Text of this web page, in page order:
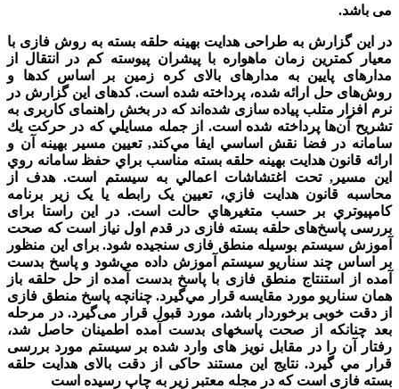
می باشد.
در اين گزارش به طراحی هدايت بهينه حلقه بسته به روش فازی با
معيار کمترين زمان ماهواره با پيشران پيوسته کم در انتقال از
مدارهای پايين به مدارهای بالای کره زمين بر اساس کدها و
روشهای حل ارائه شده، پرداخته شده است. کدهای اين گزارش در
نرم افزار متلب پياده سازی شده اند که در بخش راهنمای کاربری به
تشريح آنها پرداخته شده است. از جمله مسايلي كه در حركت يك
سامانه در فضا نقش اساسي ايفا ميكند,‫ تعيين مسير بهينه آن و
ارائه قانون هدايت بهينه حلقه بسته مناسب براي حفظ سامانه روي
اين
مسير,‫ تحت اغتشاشات اعمالي به سيستم
است. هدف از
محاسبه قانون هدايت فازي، تعيين يک رابطه يا يک زير برنامه
کامپيوتري بر حسب متغيرهاي حالت
است. در اين راستا برای
بررسی پاسخهای حلقه بسته فازی در قدم اول نياز است که صحت
آموزش سيستم بوسيله منطق فازی سنجيده شود. برای اين منظور
بر اساس چند سناريو سيستم آموزش داده ميشود و پاسخ بدست
آمده از استنتاج منطق فازی با پاسخ بدست آمده از حل حلقه باز
همان سناريو مورد مقايسه قرار ميگيرد. چنانچه پاسخ منطق فازی
از دقت خوبی برخوردار باشد، مورد قبول قرار میگيرد. در مرحله
بعد چنانکه از صحت پاسخ‏های بدست آمده اطمينان حاصل شد،
رفتار آن را در مقابل نويز های وارد شده بر سيستم مورد بررسی
قرار مي ‫گيرد. نتايج اين مستند حاکی از دقت بالای هدايت حلقه
بسته فازی است که در مجله معتبر زير به چاپ رسيده است